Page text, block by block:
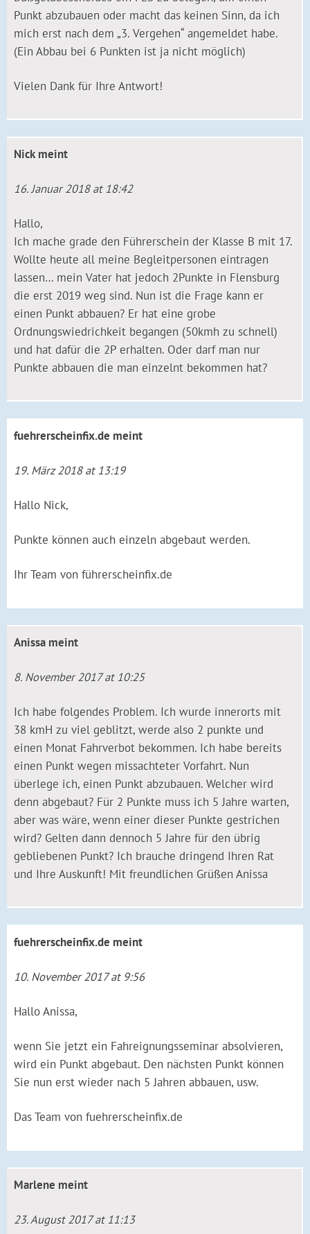
Punkt abzubauen oder macht das keinen Sinn, da ich
mich erst nach dem „3. Vergehen“ angemeldet habe.
(Ein Abbau bei 6 Punkten ist ja nicht möglich)
Vielen Dank für Ihre Antwort!
Nickmeint
16. Januar 2018 at 18:42
Hallo,
Ich mache grade den Führerschein der Klasse B mit 17.
Wollte heute all meine Begleitpersonen eintragen
lassen… mein Vater hat jedoch 2Punkte in Flensburg
die erst 2019 weg sind. Nun ist die Frage kann er
einen Punkt abbauen? Er hat eine grobe
Ordnungswiedrichkeit begangen (50kmh zu schnell)
und hat dafür die 2P erhalten. Oder darf man nur
Punkte abbauen die man einzelnt bekommen hat?
fuehrerscheinfix.de meint
19. März 2018 at 13:19
Hallo Nick,
Punkte können auch einzeln abgebaut werden.
Ihr Team von führerscheinfix.de
Anissa meint
8. November 2017 at 10:25
Ich habe folgendes Problem. Ich wurde innerorts mit
38 kmH zu viel geblitzt, werde also 2 punkte und
einen Monat Fahrverbot bekommen. Ich habe bereits
einen Punkt wegen missachteter Vorfahrt. Nun
überlege ich, einen Punkt abzubauen. Welcher wird
denn abgebaut? Für 2 Punkte muss ich 5 Jahre warten,
aber was wäre, wenn einer dieser Punkte gestrichen
wird? Gelten dann dennoch 5 Jahre für den übrig
gebliebenen Punkt? Ich brauche dringend Ihren Rat
und Ihre Auskunft! Mit freundlichen Grüßen Anissa
fuehrerscheinfix.de meint
10. November 2017 at 9:56
Hallo Anissa,
wenn Sie jetzt ein Fahreignungsseminar absolvieren,
wird ein Punkt abgebaut. Den nächsten Punkt können
Sie nun erst wieder nach 5 Jahren abbauen, usw.
Das Team von fuehrerscheinfix.de
Marlene meint
23. August 2017 at 11:13